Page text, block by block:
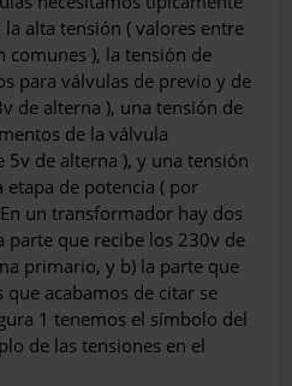
alta tensión ( valores entre
comunes ), la tensión de
para válvulas de previo y de
de alterna ), una tensión de
de la válvula
de alterna ), y una tensión
etapa de potencia ( por
un transformador hay dos
parte que recibe los 230v de
primario, y b) la parte que
acabamos de citar se
1 tenemos el símbolo del
de las tensiones en el